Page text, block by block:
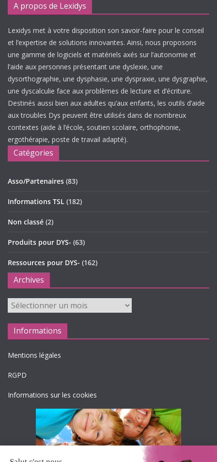
A propos de Lexidys
Lexidys met à votre disposition son savoir-faire pour le conseil
et l’expertise de solutions innovantes. Ainsi, nous proposons
une gamme de logiciels et matériels axés sur l’autonomie et
l’aide aux personnes présentant une dyslexie, une
dysorthographie, une dysphasie, une dyspraxie, une dysgraphie,
une dyscalculie face aux problèmes de lecture et d’écriture.
Destinés aussi bien aux adultes qu’aux enfants, les outils d’aide
aux troubles Dys peuvent être utilisés dans de nombreux
contextes (aide à l’école, soutien scolaire, orthophonie,
ergothérapie, poste de travail adapté).
Catégories
Asso/Partenaires (83)
Informations TSL (182)
Non classé (2)
Produits pour DYS- (63)
Ressources pour DYS- (162)
Archives
Archives
Informations
Mentions légales
RGPD
Informations sur les cookies